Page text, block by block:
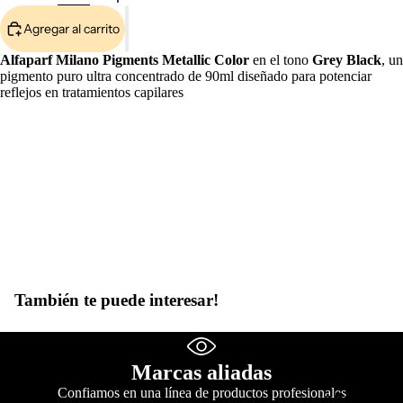
c Beauty
Abrir
a
Agregar al carrito
Alfaparf Milano Pigments Metallic Color en el tono Grey Black, un
pigmento puro ultra concentrado de 90ml diseñado para potenciar
reflejos en tratamientos capilares
También te puede interesar!
Marcas aliadas
Confiamos en una línea de productos profesionales